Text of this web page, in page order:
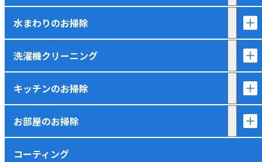
水まわりのお掃除
洗濯機クリーニング
キッチンのお掃除
お部屋のお掃除
コーティング